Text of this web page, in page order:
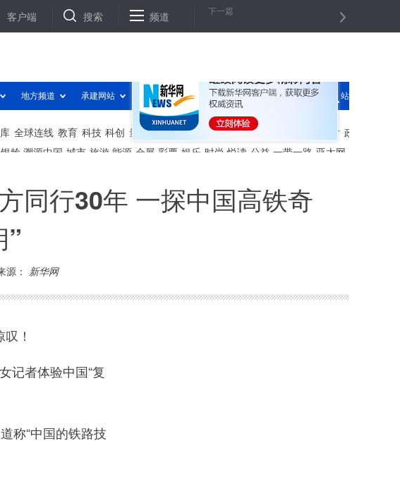
笔记本电脑产量超6000万台 朱浩文任河北省政府秘书长 党晓龙任省发改委主任
客户端 搜索 频道 下一篇
同行30年 一探中国高铁奇
源： 新华网
！
记者体验中国“复
称“中国的铁路技